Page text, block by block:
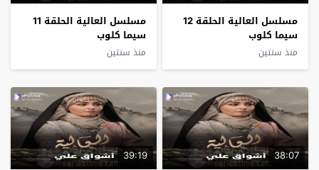
مسلسل العالية الحلقة 12
سيما كلوب
منذ سنتين
مسلسل العالية الحلقة 11
سيما كلوب
منذ سنتين
38:07
39:19